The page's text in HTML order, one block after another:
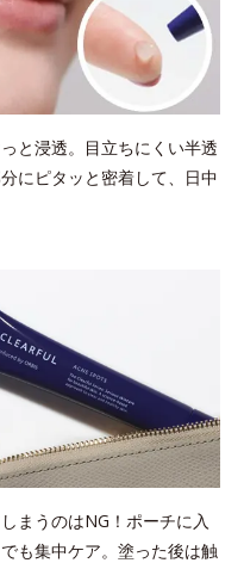
と浸透。目立ちにくい半透
にピタッと密着して、日中
まうのはNG！ポーチに入
も集中ケア。塗った後は触